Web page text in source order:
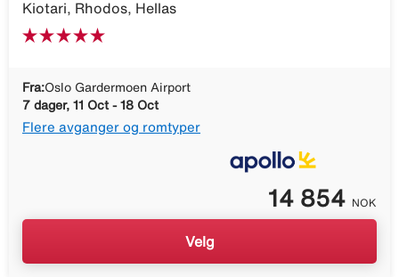
Kiotari, Rhodos, Hellas
Fra:Oslo Gardermoen Airport
7 dager, 11 Oct - 18 Oct
Flere avganger og romtyper
14 854 NOK
Velg